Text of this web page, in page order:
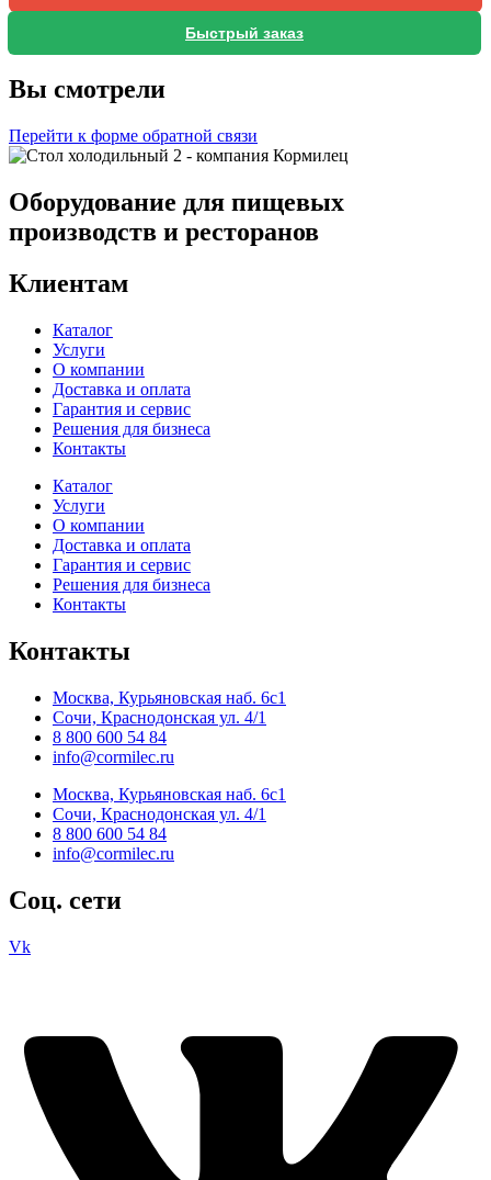
Быстрый заказ
Вы смотрели
Перейти к форме обратной связи
Оборудование для пищевых
производств и ресторанов
Клиентам
Каталог
Услуги
О компании
Доставка и оплата
Гарантия и сервис
Решения для бизнеса
Контакты
Каталог
Услуги
О компании
Доставка и оплата
Гарантия и сервис
Решения для бизнеса
Контакты
Контакты
Москва, Курьяновская наб. 6с1
Сочи, Краснодонская ул. 4/1
8 800 600 54 84
info@cormilec.ru
Москва, Курьяновская наб. 6с1
Сочи, Краснодонская ул. 4/1
8 800 600 54 84
info@cormilec.ru
Соц. сети
Vk